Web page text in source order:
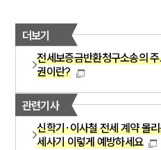
더보기
전세보증금반환청구소송의
권이란?
관련기사
신학기·이사철 전세 계약 몰
세사기 이렇게 예방하세요